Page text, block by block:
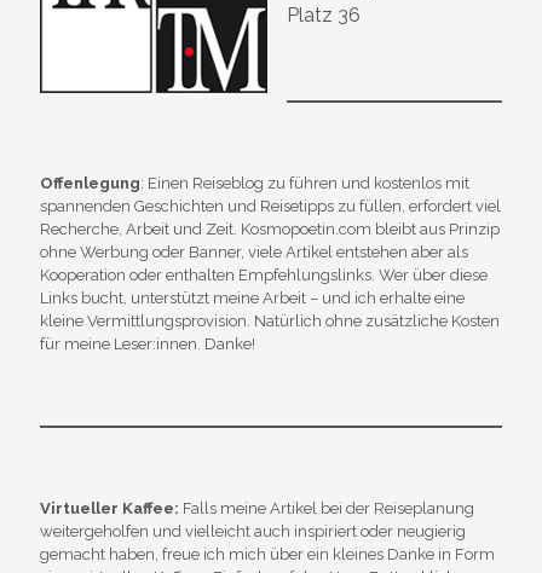
Platz 36
Offenlegung: Einen Reiseblog zu führen und kostenlos mit
spannenden Geschichten und Reisetipps zu füllen, erfordert viel
Recherche, Arbeit und Zeit. Kosmopoetin.com bleibt aus Prinzip
ohne Werbung oder Banner, viele Artikel entstehen aber als
Kooperation oder enthalten Empfehlungslinks. Wer über diese
Links bucht, unterstützt meine Arbeit – und ich erhalte eine
kleine Vermittlungsprovision. Natürlich ohne zusätzliche Kosten
für meine Leser:innen. Danke!
Virtueller Kaffee: Falls meine Artikel bei der Reiseplanung
weitergeholfen und vielleicht auch inspiriert oder neugierig
gemacht haben, freue ich mich über ein kleines Danke in Form